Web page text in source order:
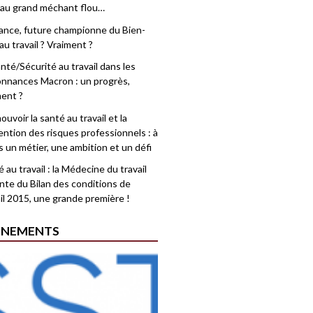
grand méchant flou…
future championne du Bien-
travail ? Vraiment ?
Sécurité au travail dans les
Macron : un progrès,
?
la santé au travail et la
des risques professionnels : à
un métier, une ambition et un défi
au travail : la Médecine du travail
du Bilan des conditions de
2015, une grande première !